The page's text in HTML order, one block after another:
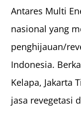
Antares Multi
nasional yang
penghijauan/
Indonesia.
Kelapa, Jakarta
jasa revegetasi